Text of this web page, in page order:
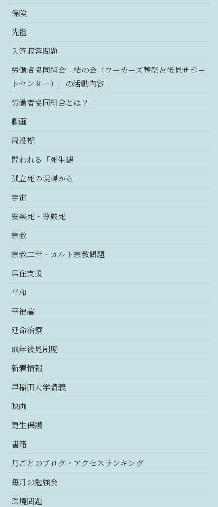
保険
先祖
入管収容問題
労働者協同組合「結の会（ワーカーズ葬祭＆後見サポー
トセンター）」の活動内容
労働者協同組合とは？
動画
周没期
問われる「死生観」
孤立死の現場から
宇宙
安楽死・尊厳死
宗教
宗教二世・カルト宗教問題
居住支援
平和
幸福論
延命治療
成年後見制度
新着情報
早稲田大学講義
映画
更生保護
書籍
月ごとのブログ・アクセスランキング
毎月の勉強会
環境問題